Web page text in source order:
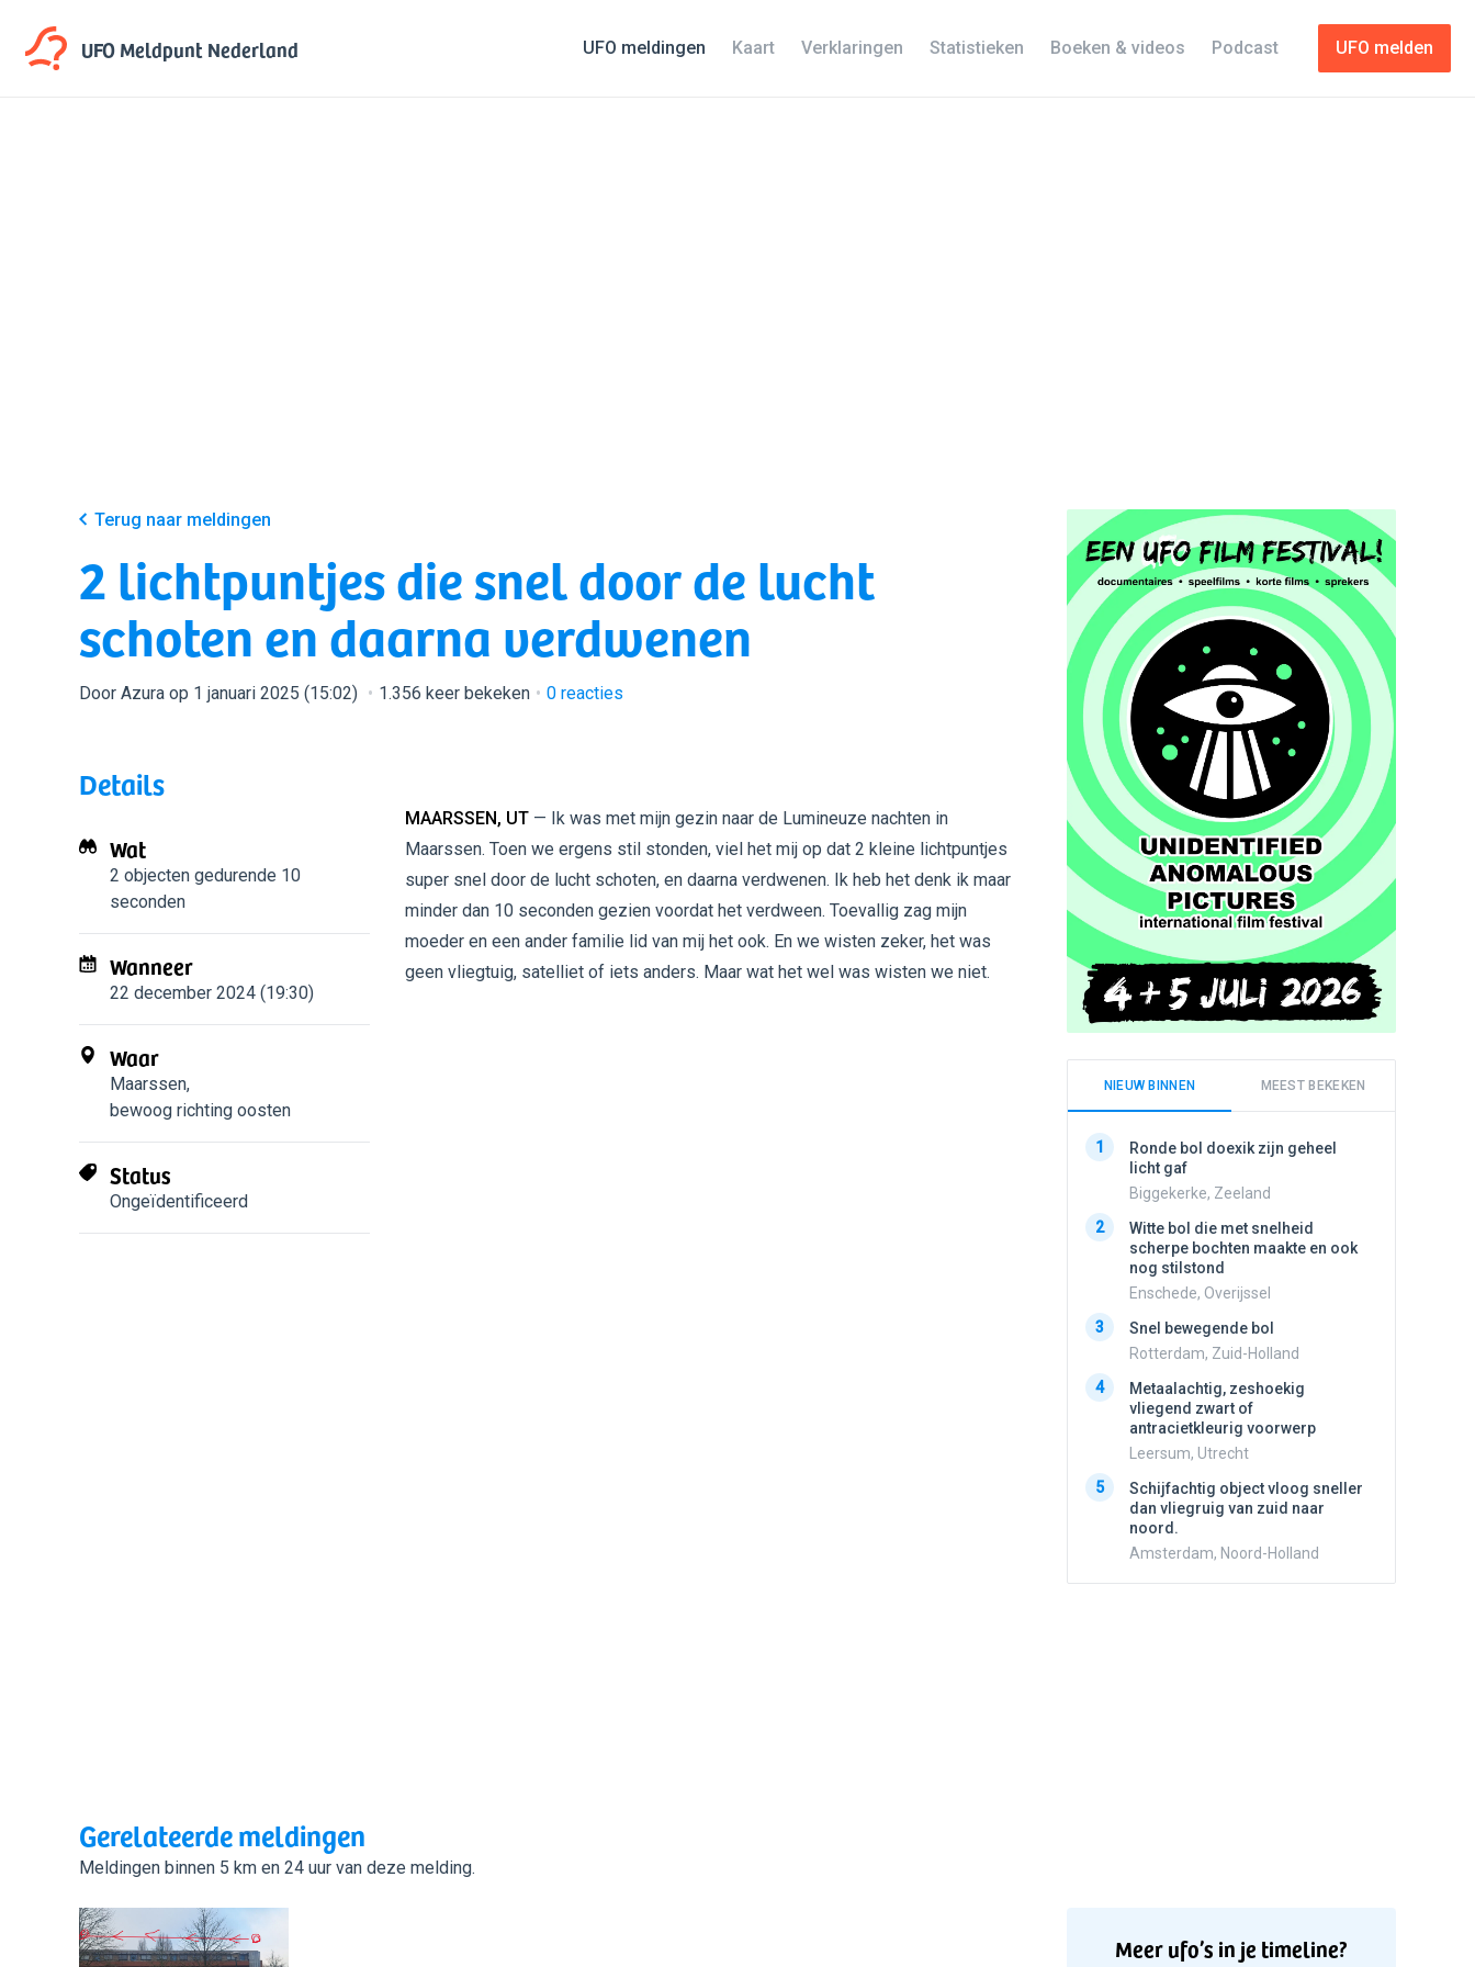
UFO MeldpuntNederland UFO melden
UFO meldingen Kaart Verklaringen Statistieken Boeken & videos Podcast
Terug naar meldingen
2 lichtpuntjes die snel door de lucht
schoten en daarna verdwenen
Door Azura op 1 januari 2025 (15:02) 1.356 keer bekeken 0 reacties
Details
Wat
2 objecten gedurende 10
seconden
Wanneer
22 december 2024 (19:30)
Waar
Maarssen,
bewoog richting oosten
Status
Ongeïdentificeerd
MAARSSEN, UT — Ik was met mijn gezin naar de Lumineuze nachten in
Maarssen. Toen we ergens stil stonden, viel het mij op dat 2 kleine lichtpuntjes
super snel door de lucht schoten, en daarna verdwenen. Ik heb het denk ik maar
minder dan 10 seconden gezien voordat het verdween. Toevallig zag mijn
moeder en een ander familie lid van mij het ook. En we wisten zeker, het was
geen vliegtuig, satelliet of iets anders. Maar wat het wel was wisten we niet.
Gerelateerde meldingen
Meldingen binnen 5 km en 24 uur van deze melding.
NIEUW BINNEN MEEST BEKEKEN
1
Ronde bol doexik zijn geheel
licht gaf
Biggekerke, Zeeland
2
Witte bol die met snelheid
scherpe bochten maakte en ook
nog stilstond
Enschede, Overijssel
3
Snel bewegende bol
Rotterdam, Zuid-Holland
4
Metaalachtig, zeshoekig
vliegend zwart of
antracietkleurig voorwerp
Leersum, Utrecht
5
Schijfachtig object vloog sneller
dan vliegruig van zuid naar
noord.
Amsterdam, Noord-Holland
Meer ufo’s in je timeline?